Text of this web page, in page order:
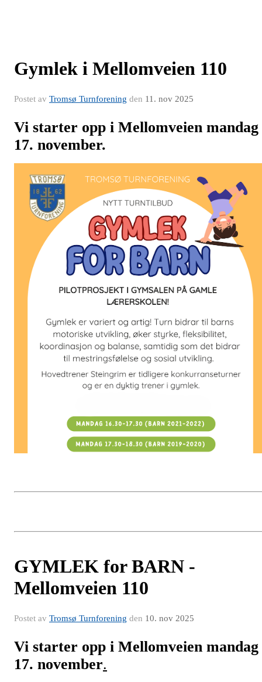
Gymlek i Mellomveien 110
Postet av Tromsø Turnforening den 11. nov 2025
Vi starter opp i Mellomveien mandag
17. november.
GYMLEK for BARN -
Mellomveien 110
Postet av Tromsø Turnforening den 10. nov 2025
Vi starter opp i Mellomveien mandag
17. november.